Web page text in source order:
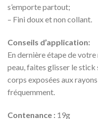
s’emporte partout;
– Fini doux et non collant.
Conseils d’application:
En dernière étape de
peau, faites glisser le stick
corps exposées aux
fréquemment.
Contenance : 19g